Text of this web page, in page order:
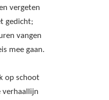
vergeten
gedicht;
vangen
mee gaan.
op schoot
verhaallijn